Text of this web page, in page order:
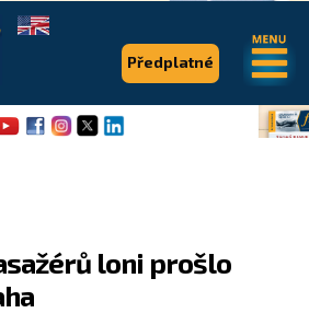
loni prošlo
Předplatné
.
Flying Revue